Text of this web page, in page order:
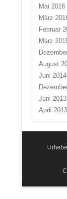
Mai 2016
März
Februar
März
August
Juni 2014
Juni 2013
April 2013